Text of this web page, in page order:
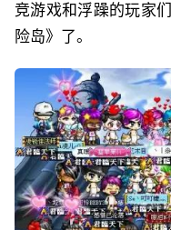
竞游戏和浮躁的玩家
险岛》了。